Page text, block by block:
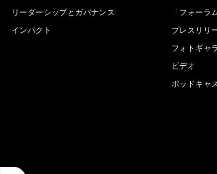
リーダーシップとガバナンス
インパクト
「フォーラ
プレスリリ
フォトギャ
ビデオ
ポッドキャ